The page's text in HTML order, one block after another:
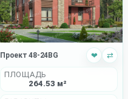
Проект 48-24BG ❤ ⇄
ПЛОЩАДЬ
264.53 м²